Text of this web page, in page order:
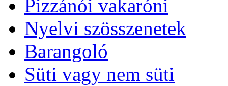
Pizzánói vakaróni
Nyelvi szösszenetek
Barangoló
Süti vagy nem süti